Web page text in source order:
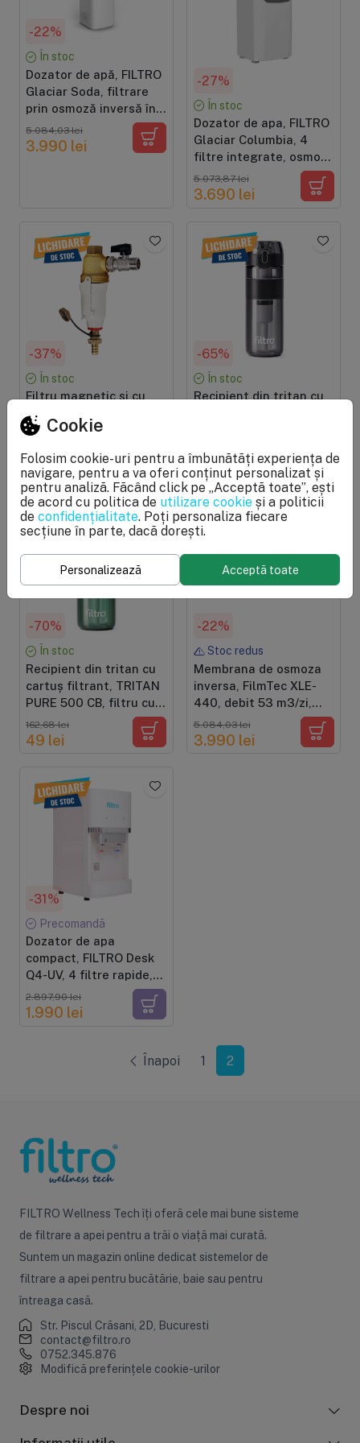
-22%
În stoc
Dozator de apă, FILTRO
Glaciar Soda, filtrare
prin osmoză inversă în 5
stadii, sterilizare UV-
LED în bazin,
5.084,03 lei
3.990 lei
-27%
În stoc
Dozator de apa, FILTRO
Glaciar Columbia, 4
filtre integrate, osmoza
inversa si lampa UV in
bazin, alimentare
5.073,87 lei
3.690 lei
-37%
În stoc
Filtru magnetic si cu
sita metalica, DIMA
BRASS, insertie din
457,56 lei
289 lei
-65%
În stoc
Recipient din tritan cu
Free, 500 ml, finisaj
negru
141,34 lei
49 lei
-70%
În stoc
Recipient din tritan cu
cartuș filtrant, TRITAN
PURE 500 CB, filtru cu
carbune activat, BPA
Free, 500 ml, finisaj
162,68 lei
49 lei
-22%
Stoc redus
Membrana de osmoza
inversa, FilmTec XLE-
440, debit 53 m3/zi,
compatibila carcase
8040
5.084,03 lei
3.990 lei
-31%
Precomandă
Dozator de apa
compact, FILTRO Desk
Q4-UV, 4 filtre rapide,
membrana ultrafiltrare
si lampa UV in bazin,
2.897,90 lei
1.990 lei
Înapoi 1 2
FILTRO Wellness Tech îți oferă cele mai bune sisteme
de filtrare a apei pentru a trăi o viață mai curată.
Suntem un magazin online dedicat sistemelor de
filtrare a apei pentru bucătărie, baie sau pentru
întreaga casă.
Str. Piscul Crăsani, 2D, Bucuresti
contact@filtro.ro
0752.345.876
Modifică preferințele cookie-urilor
Despre noi
Cookie
Folosim cookie-uri pentru a îmbunătăți experiența de
navigare, pentru a va oferi conținut personalizat și
pentru analiză. Făcând click pe „Acceptă toate”, ești
de acord cu politica de utilizare cookie și a politicii
de confidențialitate. Poți personaliza fiecare
secțiune în parte, dacă dorești.
Personalizează Acceptă toate